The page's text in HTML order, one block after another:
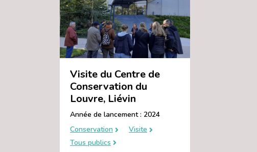
Visite du Centre de
Conservation du
Louvre, Liévin
Année de lancement : 2024
Conservation
Visite
Tous publics